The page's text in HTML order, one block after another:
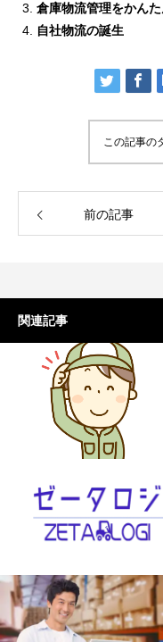
倉庫物流管理をかんた
自社物流の誕生
この記事の
前の記事
関連記事